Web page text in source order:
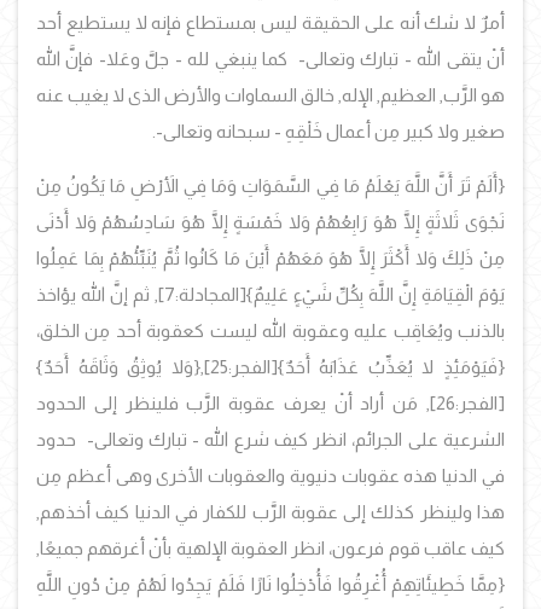
أمرٌ لا شك أنه على الحقيقة ليس بمستطاع فإنه لا يستطيع أحد
أنْ يتقى الله - تبارك وتعالى- كما ينبغي لله - جلَّ وعَلا- فإنَّ الله
هو الرَّب, العظيم, الإله, خالق السماوات والأرض الذى لا يغيب عنه
صغير ولا كبير مِن أعمال خَلْقِهِ - سبحانه وتعالى-.
{أَلَمْ تَرَ أَنَّ اللَّهَ يَعْلَمُ مَا فِي السَّمَوَاتِ وَمَا فِي الأَرْضِ مَا يَكُونُ مِنْ
نَجْوَى ثَلاثَةٍ إِلَّا هُوَ رَابِعُهُمْ وَلا خَمْسَةٍ إِلَّا هُوَ سَادِسُهُمْ وَلا أَدْنَى
مِنْ ذَلِكَ وَلا أَكْثَرَ إِلَّا هُوَ مَعَهُمْ أَيْنَ مَا كَانُوا ثُمَّ يُنَبِّئُهُمْ بِمَا عَمِلُوا
يَوْمَ الْقِيَامَةِ إِنَّ اللَّهَ بِكُلِّ شَيْءٍ عَلِيمٌ}[المجادلة:7], ثم إنَّ الله يؤاخذ
بالذنب ويُعَاقِب عليه وعقوبة الله ليست كعقوبة أحد مِن الخلق،
{فَيَوْمَئِذٍ لا يُعَذِّبُ عَذَابَهُ أَحَدٌ}[الفجر:25],{وَلا يُوثِقُ وَثَاقَهُ أَحَدٌ}
[الفجر:26], مَن أراد أنْ يعرف عقوبة الرَّب فلينظر إلى الحدود
الشرعية على الجرائم، انظر كيف شرع الله - تبارك وتعالى- حدود
في الدنيا هذه عقوبات دنيوية والعقوبات الأخرى وهى أعظم مِن
هذا ولينظر كذلك إلى عقوبة الرَّب للكفار في الدنيا كيف أخذهم,
كيف عاقب قوم فرعون، انظر العقوبة الإلهية بأنْ أغرقهم جميعًا,
{مِمَّا خَطِيئَاتِهِمْ أُغْرِقُوا فَأُدْخِلُوا نَارًا فَلَمْ يَجِدُوا لَهُمْ مِنْ دُونِ اللَّهِ